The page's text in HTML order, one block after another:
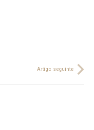
Artigo seguinte